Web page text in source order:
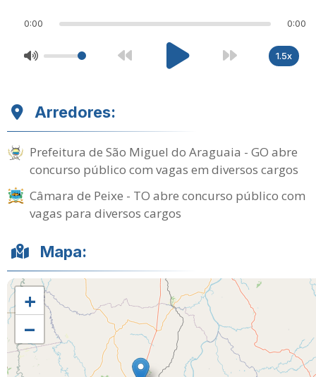
0:00 0:00
1.5x
Arredores:
Prefeitura de São Miguel do Araguaia - GO abre
concurso público com vagas em diversos cargos
Câmara de Peixe - TO abre concurso público com
vagas para diversos cargos
Mapa:
+
−